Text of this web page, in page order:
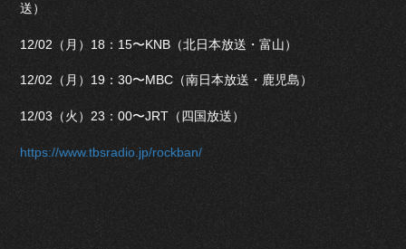
送）
12/02（月）18：15〜KNB（北日本放送・富山）
12/02（月）19：30〜MBC（南日本放送・鹿児島）
12/03（火）23：00〜JRT（四国放送）
https://www.tbsradio.jp/rockban/